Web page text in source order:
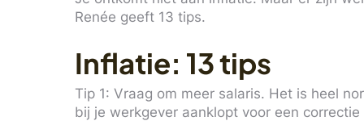
Renée geeft 13 tips.
Inflatie: 13 tips
Tip 1: Vraag om meer salaris. Het is heel
bij je werkgever aanklopt voor een